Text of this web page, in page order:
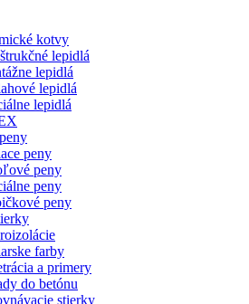
kotvy
lepidlá
lepidlá
lepidlá
lepidlá
peny
peny
peny
peny
farby
a primery
do betónu
stierky